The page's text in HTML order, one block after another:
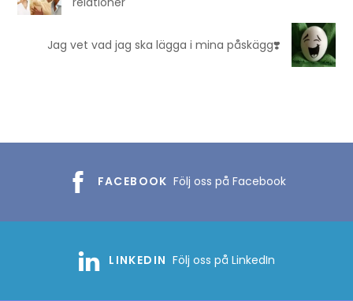
Jag vet vad jag ska lägga i mina påskägg❣️
FACEBOOK Följ oss på Facebook
LINKEDIN Följ oss på LinkedIn